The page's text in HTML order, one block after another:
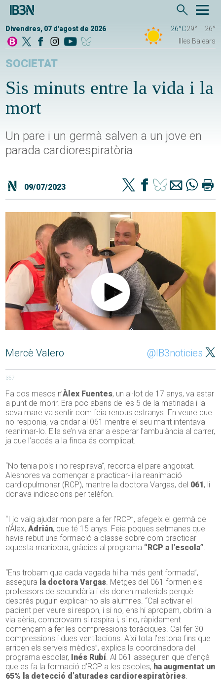
Divendres, 07 d'agost de 2026 26°C29°
26°
Illes Balears
SOCIETAT
Sis minuts entre la vida i la
mort
Un pare i un germà salven a un jove en
parada cardiorespiratòria
09/07/2023
Mercè Valero @IB3noticies
357
Fa dos mesos n’Àlex Fuentes, un al·lot de 17 anys, va estar
a punt de morir. Era poc abans de les 5 de la matinada i la
seva mare va sentir com feia renous estranys. En veure que
no responia, va cridar al 061 mentre el seu marit intentava
reanimar-lo. Ella se’n va anar a esperar l’ambulància al carrer,
ja que l’accés a la finca és complicat.
“No tenia pols i no respirava”, recorda el pare angoixat.
Aleshores va començar a practicar-li la reanimació
cardiopulmonar (RCP), mentre la doctora Vargas, del 061 , li
donava indicacions per telèfon.
“I jo vaig ajudar mon pare a fer l’RCP”, afegeix el germà de
n’Àlex,Adrián, que té 15 anys. Feia poques setmanes que
havia rebut una formació a classe sobre com practicar
aquesta maniobra, gràcies al programa “RCP a l’escola”.
“Ens trobam que cada vegada hi ha més gent formada”,
assegura la doctora Vargas. Metges del 061 formen els
professors de secundària i els donen materials perquè
després puguin explicar-ho als alumnes. “Cal activar el
pacient per veure si respon, i si no, ens hi apropam, obrim la
via aèria, comprovam si respira i, si no, ràpidament
començam a fer les compressions toràciques. Cal fer 30
compressions i dues ventilacions. Així tota l’estona fins que
arriben els serveis mèdics”, explica la coordinadora del
programa escolar, Inés Rubí. Al 061 asseguren que d’ençà
que es fa la formació d’RCP a les escoles, ha augmentat un
65% la detecció d’aturades cardiorespiratòries.